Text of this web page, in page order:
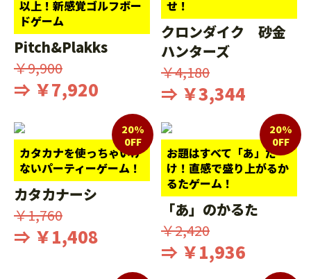
以上！新感覚ゴルフボー
ドゲーム
Pitch&Plakks
￥9,900
⇒ ￥7,920
せ！
クロンダイク 砂金
ハンターズ
￥4,180
⇒ ￥3,344
カタカナを使っちゃいけ
ないパーティーゲーム！
20%
0FF
カタカナーシ
￥1,760
⇒ ￥1,408
お題はすべて「あ」だ
け！直感で盛り上がるか
るたゲーム！
20%
0FF
「あ」のかるた
￥2,420
⇒ ￥1,936